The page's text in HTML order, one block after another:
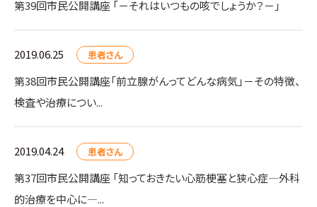
第39回市民公開講座 「－それはいつもの咳でしょうか？－」
2019.06.25 患者さん
第38回市民公開講座「前立腺がんってどんな病気」－その特徴、
検査や治療につい...
2019.04.24 患者さん
第37回市民公開講座 「知っておきたい心筋梗塞と狭心症―外科
的治療を中心に―...